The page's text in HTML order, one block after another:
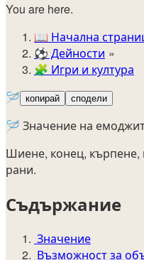
You are here.
📖 Начална
⚽️ Дейности
🧩 Игри и култура
🪡 копирай сподели
🪡 Значение на
Шиене, конец, кърпене,
рани.
Съдържание
Значение
Възможност за